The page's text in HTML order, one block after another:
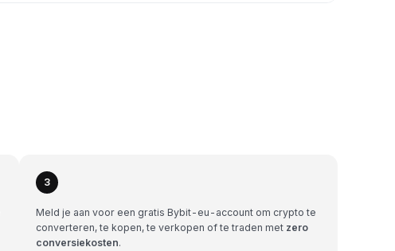
3
Meld je aan voor een gratis Bybit-eu-account om crypto te
converteren, te kopen, te verkopen of te traden met zero
conversiekosten.